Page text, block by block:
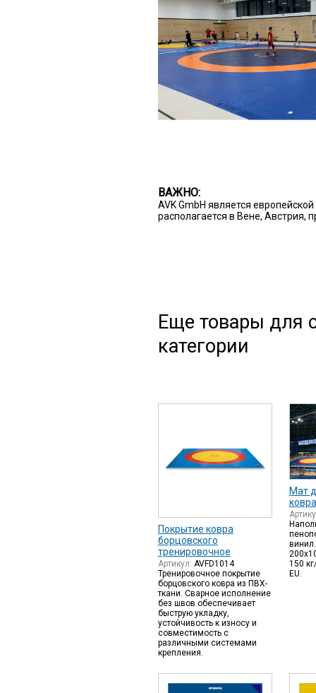
ВАЖНО:
AVK GmbH является
располагается в Вене, Австрия,
Еще товары для
категории
Покрытие ковра
борцовского
тренировочное
Артикул: AVFD1014
Тренировочное покрытие
борцовского ковра из ПВХ-
ткани. Сварное исполнение
без швов обеспечивает
быструю укладку,
устойчивость к износу и
совместимость с
различными системами
крепления.
Мат
ковра
150
EU.